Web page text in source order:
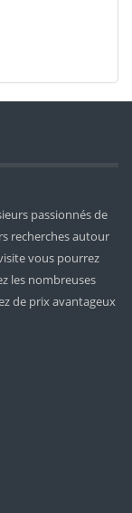
passionnés de
recherches autour
vous pourrez
les nombreuses
de prix avantageux